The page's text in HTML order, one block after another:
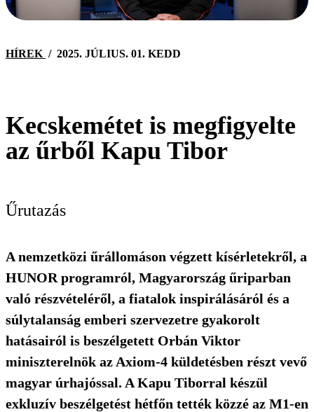
HÍREK / 2025. JÚLIUS. 01. KEDD
Kecskemétet is megfigyelte
az űrből Kapu Tibor
Űrutazás
A nemzetközi űrállomáson végzett kísérletekről, a
HUNOR programról, Magyarország űriparban
való részvételéről, a fiatalok inspirálásáról és a
súlytalanság emberi szervezetre gyakorolt
hatásairól is beszélgetett Orbán Viktor
miniszterelnök az Axiom-4 küldetésben részt vevő
magyar úrhajóssal. A Kapu Tiborral készül
exkluzív beszélgetést hétfőn tették közzé az M1-en